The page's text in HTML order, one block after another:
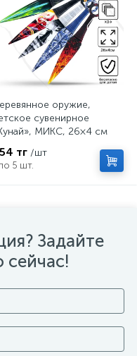
оружие,
сувенирное
МИКС, 26×4 см
тг /шт
5 шт.
Задайте
сейчас!